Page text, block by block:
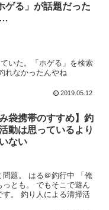
ゲる」が話題だった
…
いた。「ホゲる」を検索
れなかったんやね
2019.05.12
袋携帯のすすめ】釣
動は思っているより
ない
題。 はる＠釣行中 「俺
とも。 でもそこで遊ん
。 釣り人による清掃活